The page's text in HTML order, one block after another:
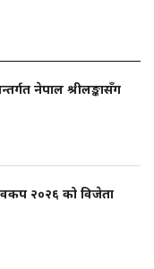
नेपाल श्रीलङ्कासँग
२०२६ को विजेता